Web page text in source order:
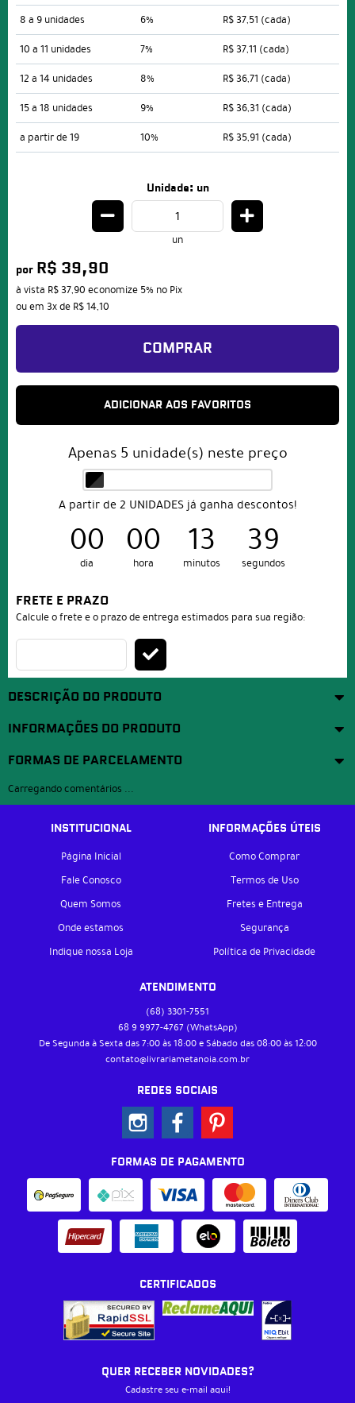
8 a 9 unidades
6% R$ 37,51 (cada)
10 a 11 unidades
7% R$ 37,11 (cada)
12 a 14 unidades
8% R$ 36,71 (cada)
15 a 18 unidades
9% R$ 36,31 (cada)
a partir de 19
10% R$ 35,91 (cada)
Unidade: un
un
por R$ 39,90
à vista R$ 37,90 economize 5% no Pix
ou em 3xde R$ 14,10
COMPRAR
ADICIONAR AOS FAVORITOS
Apenas 5 unidade(s) neste preço
A partir de 2 UNIDADES já ganha descontos!
00
dia
00
hora
13
minutos
39
segundos
FRETE E PRAZO
Calcule o frete e o prazo de entrega estimados para sua região:
DESCRIÇÃO DO PRODUTO
INFORMAÇÕES DO PRODUTO
FORMAS DE PARCELAMENTO
Carregando comentários ...
INSTITUCIONAL
Página Inicial
Fale Conosco
Quem Somos
Onde estamos
Indique nossa Loja
INFORMAÇÕES ÚTEIS
Como Comprar
Termos de Uso
Fretes e Entrega
Segurança
Política de Privacidade
ATENDIMENTO
(68) 3301-7551
68 9 9977-4767 (WhatsApp)
De Segunda à Sexta das 7:00 às 18:00 e Sábado das 08:00 às 12:00
contato@livrariametanoia.com.br
REDES SOCIAIS
FORMAS DE PAGAMENTO
CERTIFICADOS
QUER RECEBER NOVIDADES?
Cadastre seu e-mail aqui!